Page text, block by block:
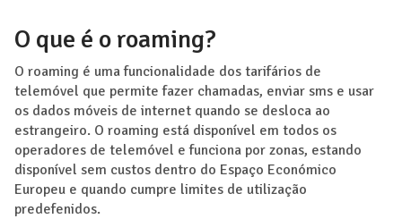
O que é o roaming?
O roaming é uma funcionalidade dos tarifários de
telemóvel que permite fazer chamadas, enviar sms e usar
os dados móveis de internet quando se desloca ao
estrangeiro. O roaming está disponível em todos os
operadores de telemóvel e funciona por zonas, estando
disponível sem custos dentro do Espaço Económico
Europeu e quando cumpre limites de utilização
predefenidos.